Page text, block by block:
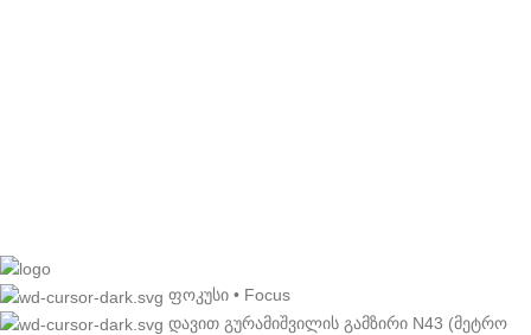
ფოკუსი • Focus
დავით გურამიშვილის გამზირი N43 (მეტრო